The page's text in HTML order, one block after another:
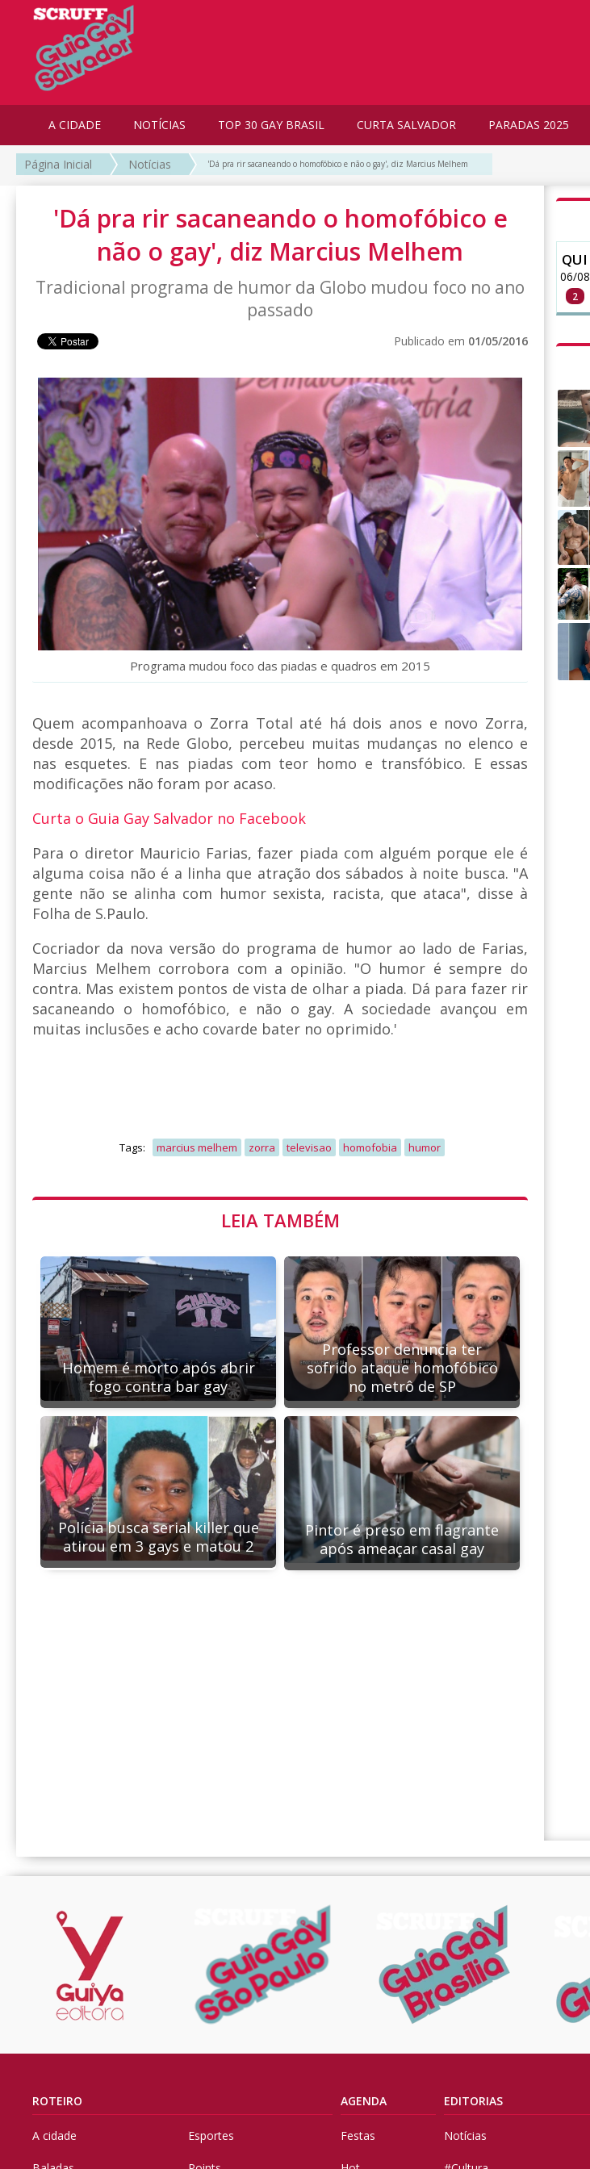
A CIDADE NOTÍCIAS TOP 30 GAY BRASIL CURTA SALVADOR PARADAS 2025
Página Inicial Notícias 'Dá pra rir sacaneando o homofóbico e não o gay', diz Marcius Melhem
'Dá pra rir sacaneando o homofóbico e
não o gay', diz Marcius Melhem
Tradicional programa de humor da Globo mudou foco no ano
passado
Publicado em 01/05/2016
Programa mudou foco das piadas e quadros em 2015
Quem acompanhoava o Zorra Total até há dois anos e novo Zorra,
desde 2015, na Rede Globo, percebeu muitas mudanças no elenco e
nas esquetes. E nas piadas com teor homo e transfóbico. E essas
modificações não foram por acaso.
Curta o Guia Gay Salvador no Facebook
Para o diretor Mauricio Farias, fazer piada com alguém porque ele é
alguma coisa não é a linha que atração dos sábados à noite busca. "A
gente não se alinha com humor sexista, racista, que ataca", disse à
Folha de S.Paulo.
Cocriador da nova versão do programa de humor ao lado de Farias,
Marcius Melhem corrobora com a opinião. "O humor é sempre do
contra. Mas existem pontos de vista de olhar a piada. Dá para fazer rir
sacaneando o homofóbico, e não o gay. A sociedade avançou em
muitas inclusões e acho covarde bater no oprimido.'
Tags: marcius melhem zorra televisao homofobia humor
LEIA TAMBÉM
Homem é morto após abrir
fogo contra bar gay
Professor denuncia ter
sofrido ataque homofóbico
no metrô de SP
Polícia busca serial killer que
atirou em 3 gays e matou 2
Pintor é preso em flagrante
após ameaçar casal gay
QUI
06/08
2
ROTEIRO
A cidade Esportes
AGENDA
Festas
EDITORIAS
Notícias